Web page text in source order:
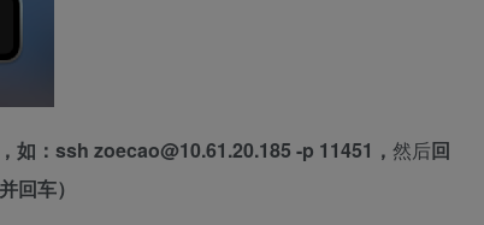
如：ssh zoecao@10.61.20.185 -p 11451， 然后回
并回车）